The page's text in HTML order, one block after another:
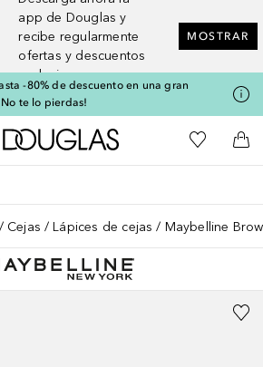
app de Douglas y
recibe regularmente
ofertas y descuentos
exclusivos
MOSTRAR
-80% de descuento en una gran
te lo pierdas!
A Douglas HomeMi lista de
A
Cejas Lápices de cejas Maybelline